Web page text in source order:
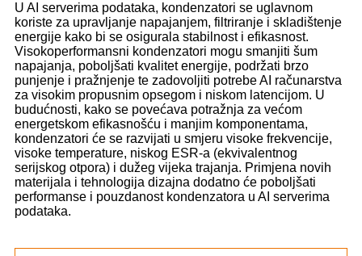
U AI serverima podataka, kondenzatori se uglavnom
koriste za upravljanje napajanjem, filtriranje i skladištenje
energije kako bi se osigurala stabilnost i efikasnost.
Visokoperformansni kondenzatori mogu smanjiti šum
napajanja, poboljšati kvalitet energije, podržati brzo
punjenje i pražnjenje te zadovoljiti potrebe AI računarstva
za visokim propusnim opsegom i niskom latencijom. U
budućnosti, kako se povećava potražnja za većom
energetskom efikasnošću i manjim komponentama,
kondenzatori će se razvijati u smjeru visoke frekvencije,
visoke temperature, niskog ESR-a (ekvivalentnog
serijskog otpora) i dužeg vijeka trajanja. Primjena novih
materijala i tehnologija dizajna dodatno će poboljšati
performanse i pouzdanost kondenzatora u AI serverima
podataka.